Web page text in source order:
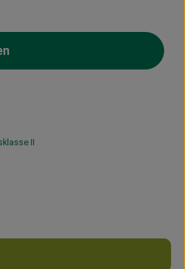
Warenkorb hinzufügen
II